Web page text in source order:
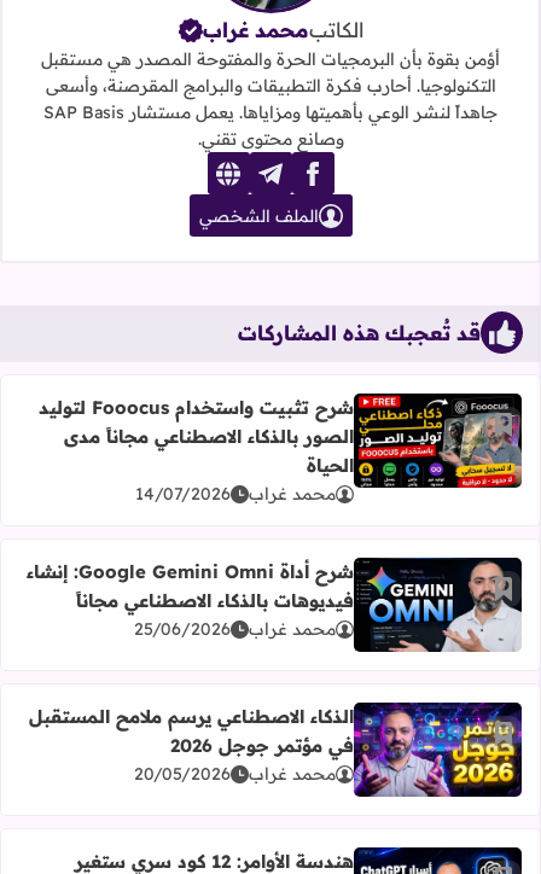
الكاتبمحمد غراب
أؤمن بقوة بأن البرمجيات الحرة والمفتوحة المصدر هي مستقبل
التكنولوجيا. أحارب فكرة التطبيقات والبرامج المقرصنة، وأسعى
جاهداً لنشر الوعي بأهميتها ومزاياها. يعمل مستشار SAP Basis
وصانع محتوى تقني.
facebook
telegram
website
الملف الشخصي
قد تُعجبك هذه المشاركات
أضف إلى العلامات المرجعية
اقرأ المزيد عن شرح تثبيت واستخدام Fooocus لتوليد الصور بالذكاء الاصطناعي مجاناً مدى الحياة
شرح تثبيت واستخدام Fooocus لتوليد
الصور بالذكاء الاصطناعي مجاناً مدى
الحياة
محمد غراب 14/07/2026
أضف إلى العلامات المرجعية
اقرأ المزيد عن شرح أداة Google Gemini Omni: إنشاء فيديوهات بالذكاء الاصطناعي مجاناً
شرح أداة Google Gemini Omni: إنشاء
فيديوهات بالذكاء الاصطناعي مجاناً
محمد غراب 25/06/2026
أضف إلى العلامات المرجعية
اقرأ المزيد عن الذكاء الاصطناعي يرسم ملامح المستقبل في
الذكاء الاصطناعي يرسم ملامح المستقبل
في مؤتمر جوجل 2026
محمد غراب 20/05/2026
هندسة الأوامر: 12 كود سري ستغير